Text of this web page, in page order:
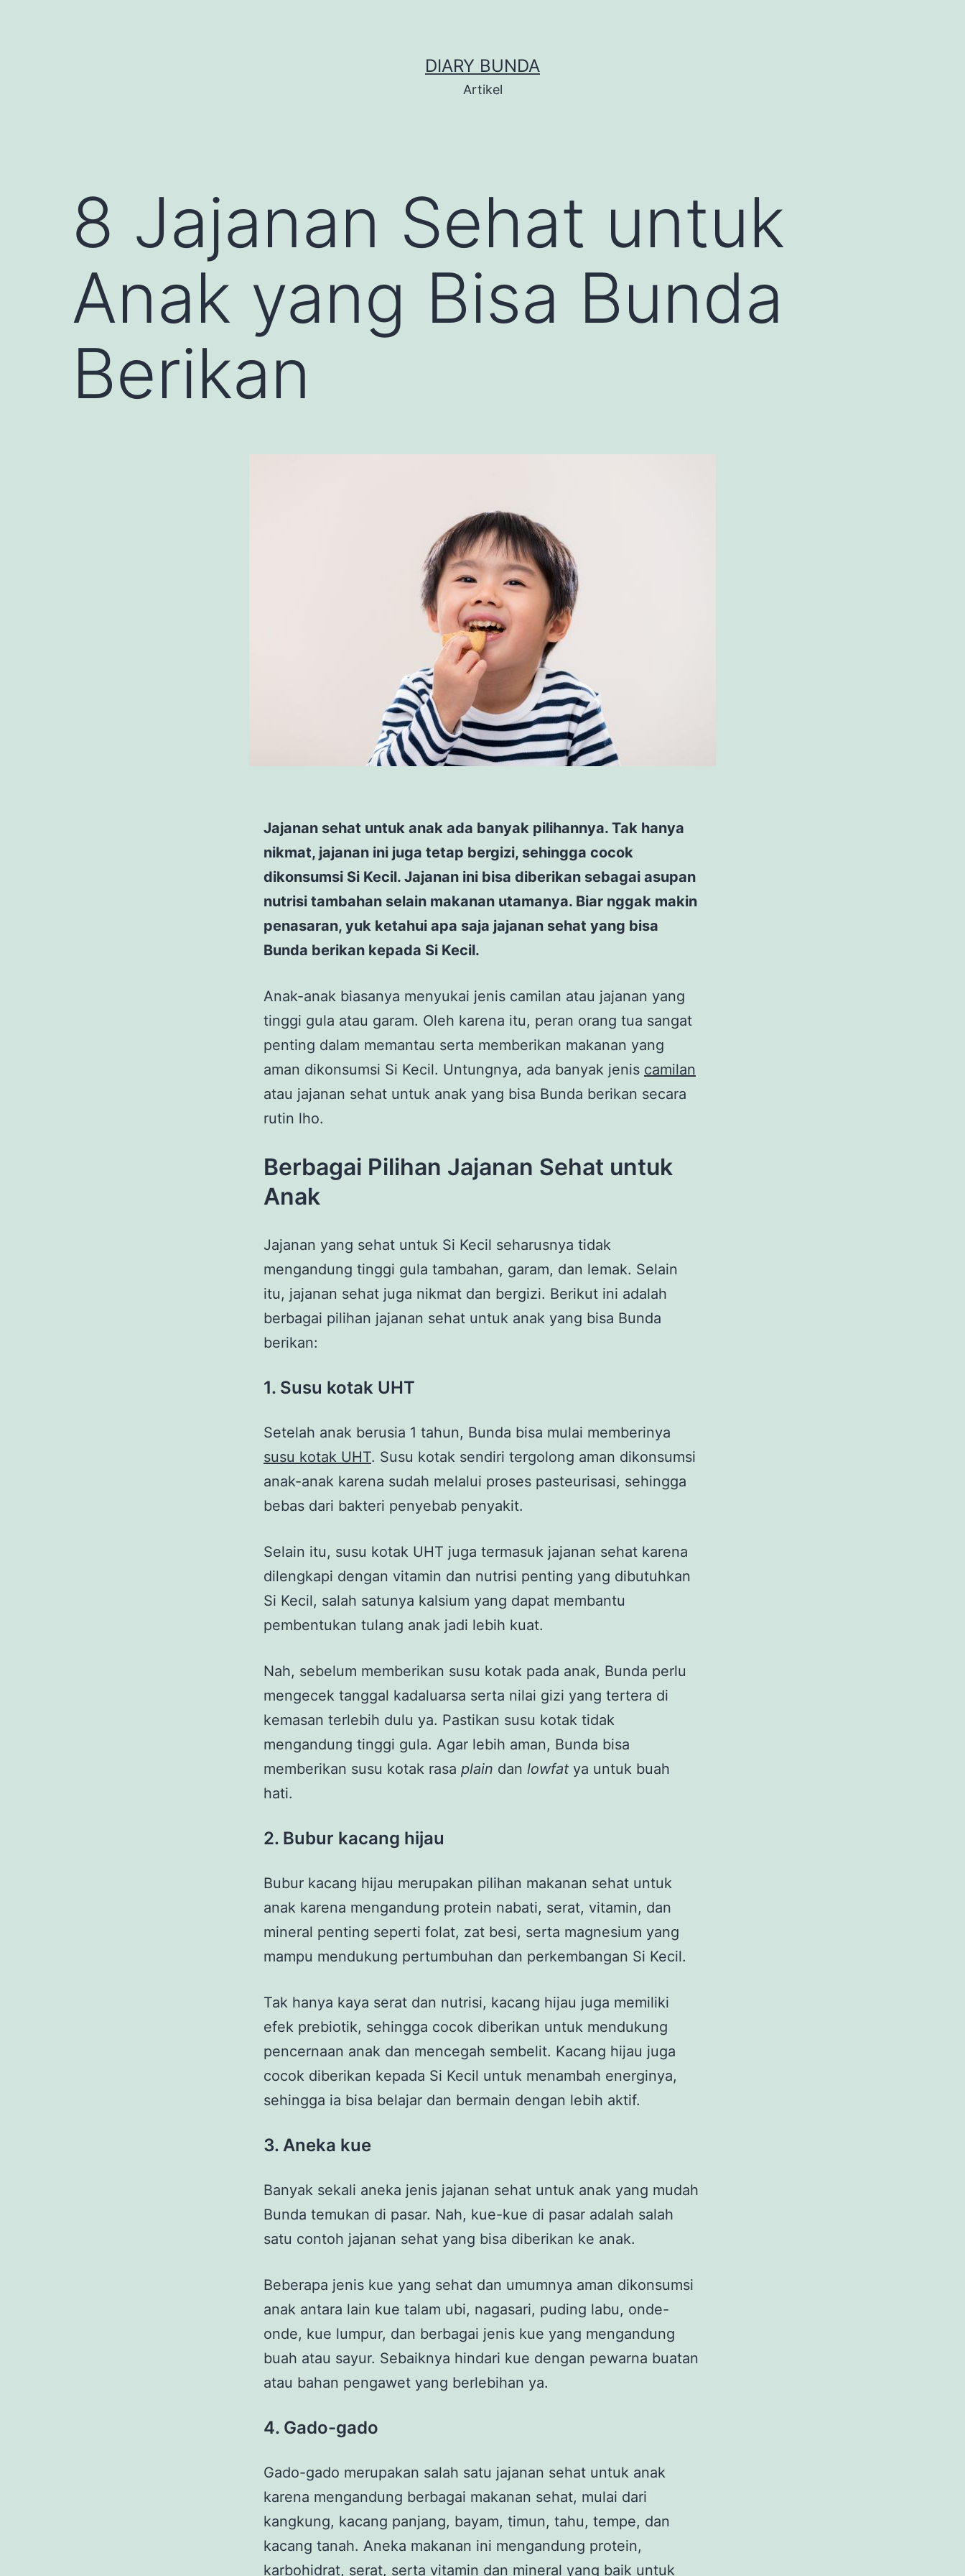
DIARY BUNDA
Artikel
8 Jajanan Sehat untuk
Anak yang Bisa Bunda
Berikan
Jajanan sehat untuk anak ada banyak pilihannya. Tak hanya
nikmat, jajanan ini juga tetap bergizi, sehingga cocok
dikonsumsi Si Kecil. Jajanan ini bisa diberikan sebagai asupan
nutrisi tambahan selain makanan utamanya. Biar nggak makin
penasaran, yuk ketahui apa saja jajanan sehat yang bisa
Bunda berikan kepada Si Kecil.
Anak-anak biasanya menyukai jenis camilan atau jajanan yang
tinggi gula atau garam. Oleh karena itu, peran orang tua sangat
penting dalam memantau serta memberikan makanan yang
aman dikonsumsi Si Kecil. Untungnya, ada banyak jenis camilan
atau jajanan sehat untuk anak yang bisa Bunda berikan secara
rutin lho.
Berbagai Pilihan Jajanan Sehat untuk
Anak
Jajanan yang sehat untuk Si Kecil seharusnya tidak
mengandung tinggi gula tambahan, garam, dan lemak. Selain
itu, jajanan sehat juga nikmat dan bergizi. Berikut ini adalah
berbagai pilihan jajanan sehat untuk anak yang bisa Bunda
berikan:
1. Susu kotak UHT
Setelah anak berusia 1 tahun, Bunda bisa mulai memberinya
susu kotak UHT. Susu kotak sendiri tergolong aman dikonsumsi
anak-anak karena sudah melalui proses pasteurisasi, sehingga
bebas dari bakteri penyebab penyakit.
Selain itu, susu kotak UHT juga termasuk jajanan sehat karena
dilengkapi dengan vitamin dan nutrisi penting yang dibutuhkan
Si Kecil, salah satunya kalsium yang dapat membantu
pembentukan tulang anak jadi lebih kuat.
Nah, sebelum memberikan susu kotak pada anak, Bunda perlu
mengecek tanggal kadaluarsa serta nilai gizi yang tertera di
kemasan terlebih dulu ya. Pastikan susu kotak tidak
mengandung tinggi gula. Agar lebih aman, Bunda bisa
memberikan susu kotak rasa plain dan lowfat ya untuk buah
hati.
2. Bubur kacang hijau
Bubur kacang hijau merupakan pilihan makanan sehat untuk
anak karena mengandung protein nabati, serat, vitamin, dan
mineral penting seperti folat, zat besi, serta magnesium yang
mampu mendukung pertumbuhan dan perkembangan Si Kecil.
Tak hanya kaya serat dan nutrisi, kacang hijau juga memiliki
efek prebiotik, sehingga cocok diberikan untuk mendukung
pencernaan anak dan mencegah sembelit. Kacang hijau juga
cocok diberikan kepada Si Kecil untuk menambah energinya,
sehingga ia bisa belajar dan bermain dengan lebih aktif.
3. Aneka kue
Banyak sekali aneka jenis jajanan sehat untuk anak yang mudah
Bunda temukan di pasar. Nah, kue-kue di pasar adalah salah
satu contoh jajanan sehat yang bisa diberikan ke anak.
Beberapa jenis kue yang sehat dan umumnya aman dikonsumsi
anak antara lain kue talam ubi, nagasari, puding labu, onde-
onde, kue lumpur, dan berbagai jenis kue yang mengandung
buah atau sayur. Sebaiknya hindari kue dengan pewarna buatan
atau bahan pengawet yang berlebihan ya.
4. Gado-gado
Gado-gado merupakan salah satu jajanan sehat untuk anak
karena mengandung berbagai makanan sehat, mulai dari
kangkung, kacang panjang, bayam, timun, tahu, tempe, dan
kacang tanah. Aneka makanan ini mengandung protein,
karbohidrat, serat, serta vitamin dan mineral yang baik untuk